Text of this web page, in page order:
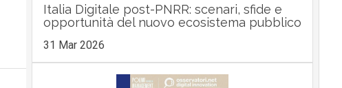
Italia Digitale post-PNRR: scenari, sfide e
opportunità del nuovo ecosistema pubblico
31 Mar 2026